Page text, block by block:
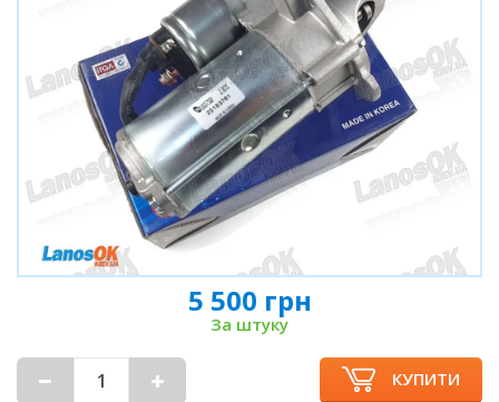
5 500 грн
За штуку
КУПИТИ